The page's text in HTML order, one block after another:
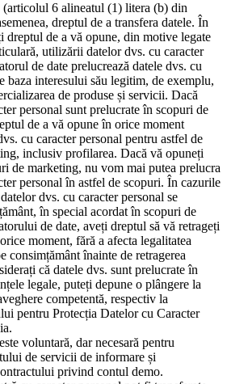
(articolul 6 alineatul (1) litera (b) din
dreptul de a transfera datele. În
dreptul de a vă opune, din motive legate
utilizării datelor dvs. cu caracter
de date prelucrează datele dvs. cu
baza interesului său legitim, de exemplu,
de produse și servicii. Dacă
personal sunt prelucrate în scopuri de
de a vă opune în orice moment
cu caracter personal pentru astfel de
inclusiv profilarea. Dacă vă opuneți
de marketing, nu vom mai putea prelucra
personal în astfel de scopuri. În cazurile
dvs. cu caracter personal se
în special acordat în scopuri de
de date, aveți dreptul să vă retrageți
moment, fără a afecta legalitatea
consimțământ înainte de retragerea
că datele dvs. sunt prelucrate în
legale, puteți depune o plângere la
competentă, respectiv la
pentru Protecția Datelor cu Caracter
voluntară, dar necesară pentru
de servicii de informare și
privind contul demo.